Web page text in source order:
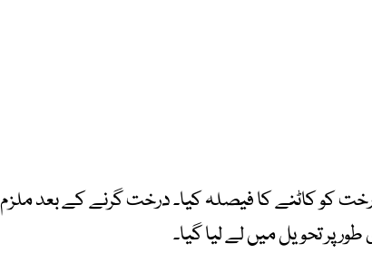
کو کاٹنے کا فیصلہ کیا۔ درخت گرنے کے بعد ملزم
پر تحویل میں لے لیا گیا۔